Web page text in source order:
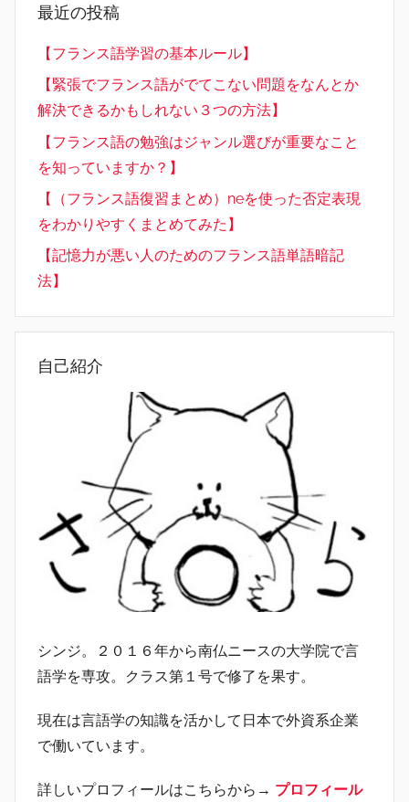
最近の投稿
【フランス語学習の基本ルール】
【緊張でフランス語がでてこない問題をなんとか
解決できるかもしれない３つの方法】
【フランス語の勉強はジャンル選びが重要なこと
を知っていますか？】
【（フランス語復習まとめ）neを使った否定表現
をわかりやすくまとめてみた】
【記憶力が悪い人のためのフランス語単語暗記
法】
自己紹介
シンジ。２０１６年から南仏ニースの大学院で言
語学を専攻。クラス第１号で修了を果す。
現在は言語学の知識を活かして日本で外資系企業
で働いています。
詳しいプロフィールはこちらから→ プロフィール